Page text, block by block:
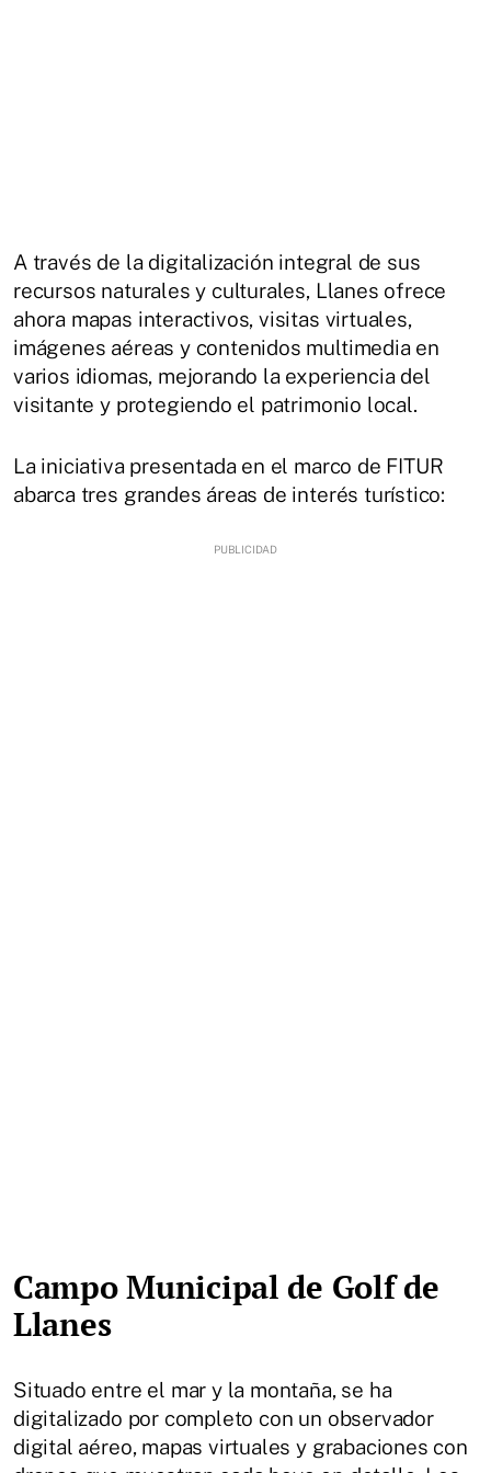
A través de la digitalización integral de sus
recursos naturales y culturales, Llanes ofrece
ahora mapas interactivos, visitas virtuales,
imágenes aéreas y contenidos multimedia en
varios idiomas, mejorando la experiencia del
visitante y protegiendo el patrimonio local.
La iniciativa presentada en el marco de FITUR
abarca tres grandes áreas de interés turístico:
Campo Municipal de Golf de
Llanes
Situado entre el mar y la montaña, se ha
digitalizado por completo con un observador
digital aéreo, mapas virtuales y grabaciones con